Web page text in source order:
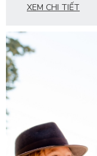
XEM CHI TIẾT